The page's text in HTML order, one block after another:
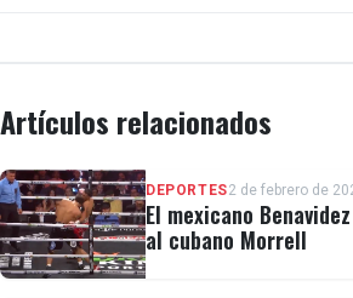
Artículos relacionados
DEPORTES2 de febrero de
El mexicano
al cubano Morrell